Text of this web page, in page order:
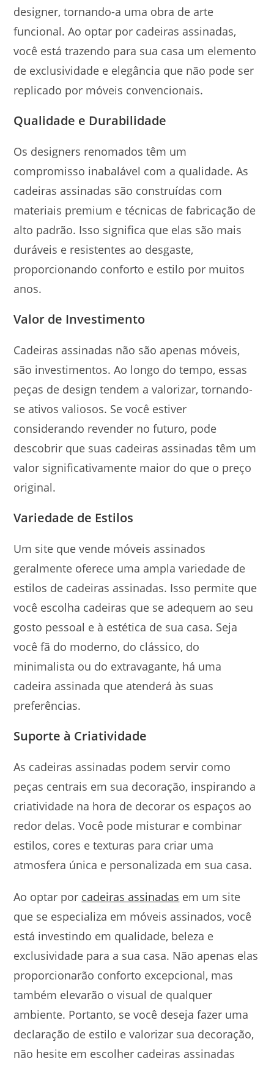
designer, tornando-a uma obra de arte
funcional. Ao optar por cadeiras assinadas,
você está trazendo para sua casa um elemento
de exclusividade e elegância que não pode ser
replicado por móveis convencionais.
Qualidade e Durabilidade
Os designers renomados têm um
compromisso inabalável com a qualidade. As
cadeiras assinadas são construídas com
materiais premium e técnicas de fabricação de
alto padrão. Isso significa que elas são mais
duráveis e resistentes ao desgaste,
proporcionando conforto e estilo por muitos
anos.
Valor de Investimento
Cadeiras assinadas não são apenas móveis,
são investimentos. Ao longo do tempo, essas
peças de design tendem a valorizar, tornando-
se ativos valiosos. Se você estiver
considerando revender no futuro, pode
descobrir que suas cadeiras assinadas têm um
valor significativamente maior do que o preço
original.
Variedade de Estilos
Um site que vende móveis assinados
geralmente oferece uma ampla variedade de
estilos de cadeiras assinadas. Isso permite que
você escolha cadeiras que se adequem ao seu
gosto pessoal e à estética de sua casa. Seja
você fã do moderno, do clássico, do
minimalista ou do extravagante, há uma
cadeira assinada que atenderá às suas
preferências.
Suporte à Criatividade
As cadeiras assinadas podem servir como
peças centrais em sua decoração, inspirando a
criatividade na hora de decorar os espaços ao
redor delas. Você pode misturar e combinar
estilos, cores e texturas para criar uma
atmosfera única e personalizada em sua casa.
Ao optar por cadeiras assinadas em um site
que se especializa em móveis assinados, você
está investindo em qualidade, beleza e
exclusividade para a sua casa. Não apenas elas
proporcionarão conforto excepcional, mas
também elevarão o visual de qualquer
ambiente. Portanto, se você deseja fazer uma
declaração de estilo e valorizar sua decoração,
não hesite em escolher cadeiras assinadas